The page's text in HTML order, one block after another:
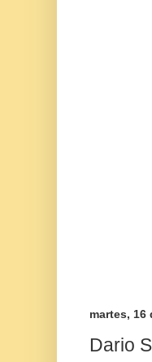
martes, 16
Dario